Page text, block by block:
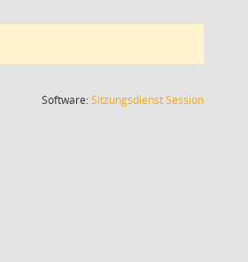
Software:SitzungsdienstSession(Wird in